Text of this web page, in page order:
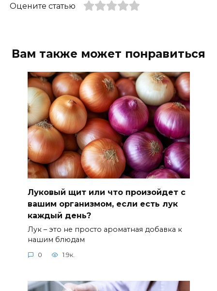
Оцените статью
Вам также может понравиться
Луковый щит или что произойдет с
вашим организмом, если есть лук
каждый день?
Лук – это не просто ароматная добавка к
нашим блюдам
0 1.9к.